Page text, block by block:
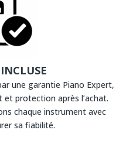
une garantie Piano Expert,
protection après l’achat.
chaque instrument avec
sa fiabilité.